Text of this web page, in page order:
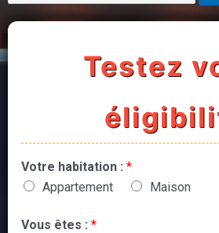
Testez
Votre habitation : *
Appartement
Maison
Vous êtes : *